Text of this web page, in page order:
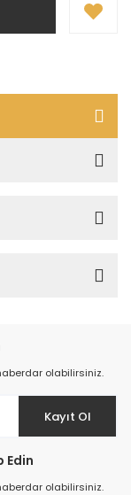
olabilirsiniz.
Kayıt Ol
Edin
olabilirsiniz.